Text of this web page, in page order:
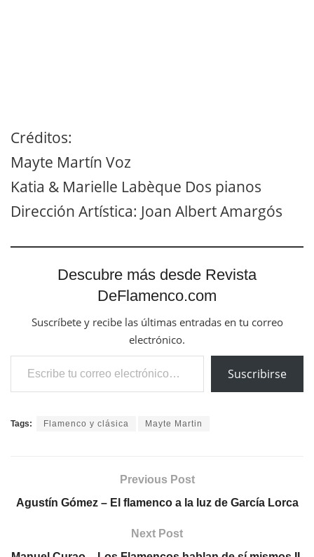
Créditos:
Mayte Martín Voz
Katia & Marielle Labèque Dos pianos
Dirección Artística: Joan Albert Amargós
Descubre más desde Revista
DeFlamenco.com
Suscríbete y recibe las últimas entradas en tu correo
electrónico.
Escribe tu correo electrónico…
Suscribirse
Tags: Flamenco y clásica Mayte Martin
Previous Post
Agustín Gómez – El flamenco a la luz de García Lorca
Next Post